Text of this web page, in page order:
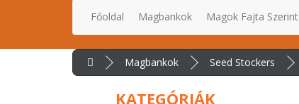
Főoldal Magbankok Magok Fajta Szerint
Magbankok Seed Stockers
KATEGÓRIÁK